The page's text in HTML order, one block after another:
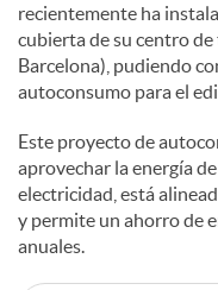
recientemente ha
cubierta de su centro
Barcelona), pudiendo
autoconsumo para el
Este proyecto de
aprovechar la energía
electricidad, está
y permite un ahorro de
anuales.